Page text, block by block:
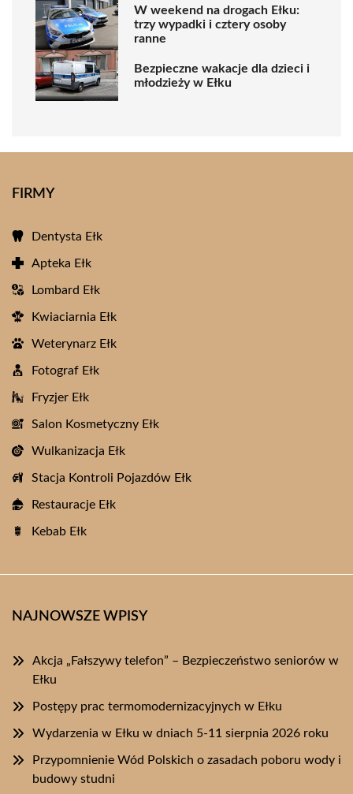
W weekend na drogach Ełku:
trzy wypadki i cztery osoby
ranne
Bezpieczne wakacje dla dzieci i
młodzieży w Ełku
FIRMY
Dentysta Ełk
Apteka Ełk
Lombard Ełk
Kwiaciarnia Ełk
Weterynarz Ełk
Fotograf Ełk
Fryzjer Ełk
Salon Kosmetyczny Ełk
Wulkanizacja Ełk
Stacja Kontroli Pojazdów Ełk
Restauracje Ełk
Kebab Ełk
NAJNOWSZE WPISY
Akcja „Fałszywy telefon” – Bezpieczeństwo seniorów w
Ełku
Postępy prac termomodernizacyjnych w Ełku
Wydarzenia w Ełku w dniach 5-11 sierpnia 2026 roku
Przypomnienie Wód Polskich o zasadach poboru wody i
budowy studni